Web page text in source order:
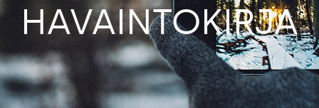
HAVAINTOKIRJA